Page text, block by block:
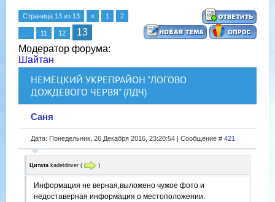
Страница 13 из 13 « 1 2
11 12
13
Модератор форума:
Шайтан
НЕМЕЦКИЙ УКРЕПРАЙОН "ЛОГОВО
ДОЖДЕВОГО ЧЕРВЯ" (ЛДЧ)
Саня
Дата: Понедельник, 26 Декабря 2016, 23:20:54 | Сообщение # 421
Цитата kadetdriver ( )
Информация не верная,выложено чужое фото и
недоставерная информация о местоположении.